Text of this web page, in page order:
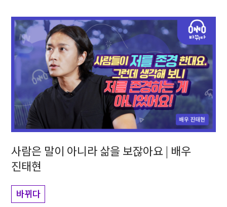
사람은 말이 아니라 삶을 보잖아요 | 배우
진태현
바뀌다